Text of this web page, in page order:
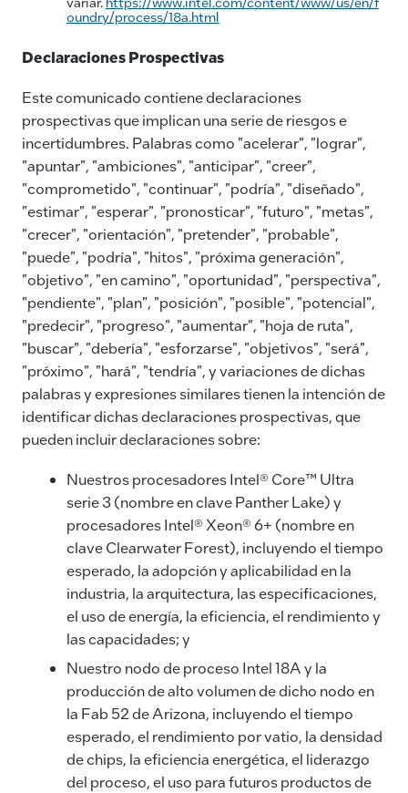
oundry/process/18a.html
Declaraciones Prospectivas
Este comunicado contiene declaraciones
prospectivas que implican una serie de riesgos e
incertidumbres. Palabras como "acelerar", "lograr",
"apuntar", "ambiciones", "anticipar", "creer",
"comprometido", "continuar", "podría", "diseñado",
"estimar", "esperar", "pronosticar", "futuro", "metas",
"crecer", "orientación", "pretender", "probable",
"puede", "podría", "hitos", "próxima generación",
"objetivo", "en camino", "oportunidad", "perspectiva",
"pendiente", "plan", "posición", "posible", "potencial",
"predecir", "progreso", "aumentar", "hoja de ruta",
"buscar", "debería", "esforzarse", "objetivos", "será",
"próximo", "hará", "tendría", y variaciones de dichas
palabras y expresiones similares tienen la intención de
identificar dichas declaraciones prospectivas, que
pueden incluir declaraciones sobre:
Nuestros procesadores Intel® Core™ Ultra
serie 3 (nombre en clave Panther Lake) y
procesadores Intel® Xeon® 6+ (nombre en
clave Clearwater Forest), incluyendo el tiempo
esperado, la adopción y aplicabilidad en la
industria, la arquitectura, las especificaciones,
el uso de energía, la eficiencia, el rendimiento y
las capacidades; y
Nuestro nodo de proceso Intel 18A y la
producción de alto volumen de dicho nodo en
la Fab 52 de Arizona, incluyendo el tiempo
esperado, el rendimiento por vatio, la densidad
de chips, la eficiencia energética, el liderazgo
del proceso, el uso para futuros productos de